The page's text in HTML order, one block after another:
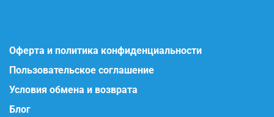
Оферта и политика конфиденциальности
Пользовательское соглашение
Условия обмена и возврата
Блог